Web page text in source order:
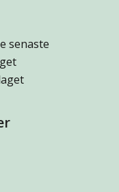
senaste